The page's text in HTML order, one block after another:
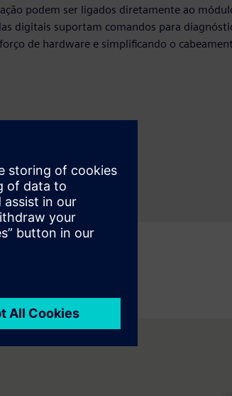
podem ser ligados diretamente ao
digitais suportam comandos para
de hardware e simplificando o